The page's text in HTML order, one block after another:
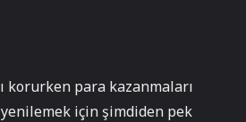
korurken para kazanmaları
için şimdiden pek